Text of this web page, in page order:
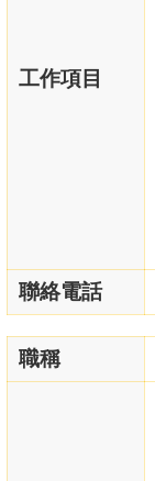
工作項目
聯絡電話
職稱